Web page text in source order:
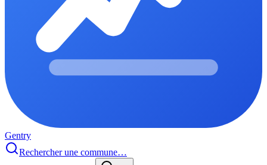
Gentry
Rechercher une commune…